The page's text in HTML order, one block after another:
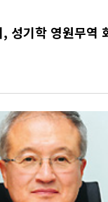
성기학 영원무역